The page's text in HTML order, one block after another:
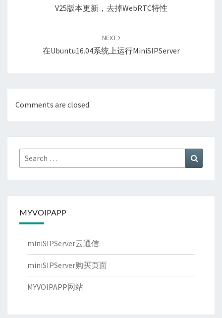
V25版本更新，去掉webRTC特性
NEXT
在Ubuntu16.04系统上运行miniSIPServer
Comments are closed.
Search
for:
MYVOIPAPP
miniSIPServer云通信
miniSIPServer购买页面
MYVOIPAPP网站